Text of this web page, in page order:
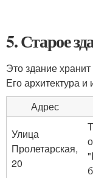
5. Старое
Это здание
Его архитектура
Адрес
Улица
Пролетарская,
20